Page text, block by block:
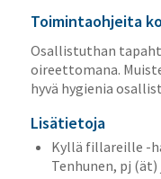
Toimintaohjeita
Osallistuthan
oireettomana.
hyvä hygienia
Lisätietoja
Kyllä fillareille -
Tenhunen, pj (ät)